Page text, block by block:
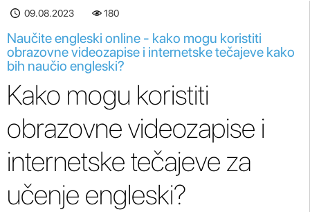
09.08.2023 180
Naučite engleski online - kako mogu koristiti
obrazovne videozapise i internetske tečajeve kako
bih naučio engleski?
Kako mogu koristiti
obrazovne videozapise i
internetske tečajeve za
učenje engleski?